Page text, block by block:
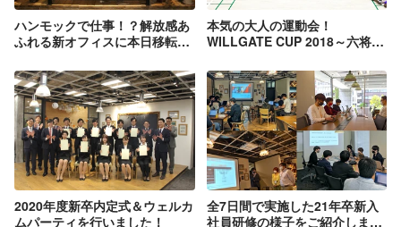
ハンモックで仕事！？解放感あ
ふれる新オフィスに本日移転い
本気の大人の運動会！
WILLGATE CUP 2018～六将争
2020年度新卒内定式＆ウェルカ
ムパーティを行いました！
全7日間で実施した21年卒新入
社員研修の様子をご紹介しま